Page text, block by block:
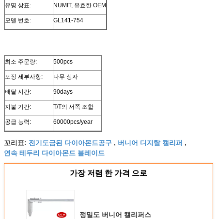
유명 상표: NUMIT, 유효한 OEM
모델 번호: GL141-754
최소 주문량: 500pcs
포장 세부사항: 나무 상자
배달 시간: 90days
지불 기간: T/T의 서쪽 조합
공급 능력: 60000pcs/year
꼬리표: 전기도금된 다이아몬드공구 , 버니어 디지탈 캘리퍼 ,
연속 테두리 다이아몬드 블레이드
가장 저렴 한 가격 으로
정밀도 버니어 캘리퍼스